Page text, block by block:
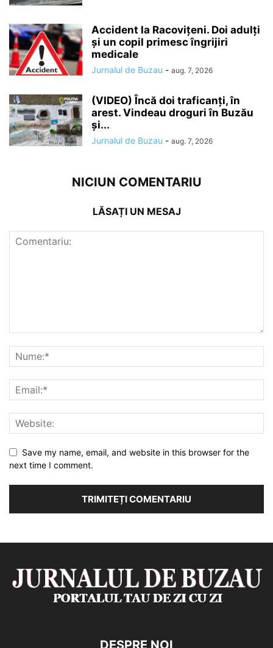
Accident la Racovițeni. Doi adulți
și un copil primesc îngrijiri
medicale
Jurnalul de Buzau - aug. 7, 2026
(VIDEO) Încă doi traficanți, în
arest. Vindeau droguri în Buzău
și...
Jurnalul de Buzau - aug. 7, 2026
NICIUN COMENTARIU
LĂSAȚI UN MESAJ
Save my name, email, and website in this browser for the
next time I comment.
DESPRE NOI